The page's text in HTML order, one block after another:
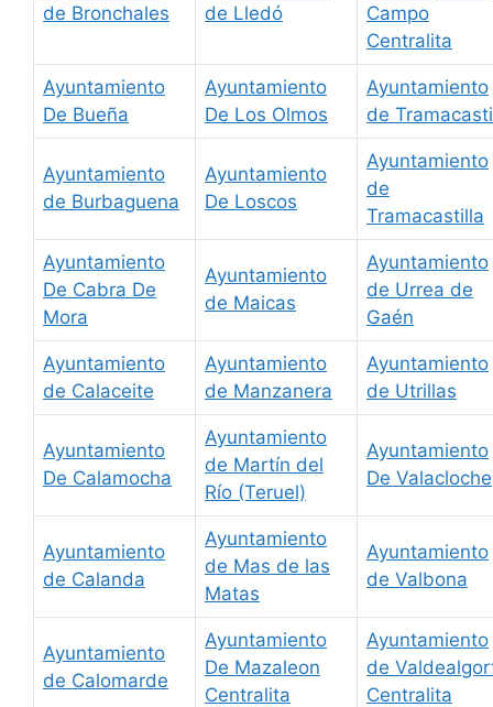
de Bronchales
de Lledó
Campo
Centralita
Ayuntamiento
De Bueña
Ayuntamiento
De Los Olmos
Ayuntamiento
de
Ayuntamiento
de Burbaguena
Ayuntamiento
De Loscos
Ayuntamiento
de
Tramacastilla
Ayuntamiento
De Cabra De
Mora
Ayuntamiento
de Maicas
Ayuntamiento
de Urrea de
Gaén
Ayuntamiento
de Calaceite
Ayuntamiento
de Manzanera
Ayuntamiento
de Utrillas
Ayuntamiento
De Calamocha
Ayuntamiento
de Martín del
Río (Teruel)
Ayuntamiento
De Valacloche
Ayuntamiento
de Calanda
Ayuntamiento
de Mas de las
Matas
Ayuntamiento
de Valbona
Ayuntamiento
de Calomarde
Ayuntamiento
De Mazaleon
Centralita
Ayuntamiento
de
Centralita